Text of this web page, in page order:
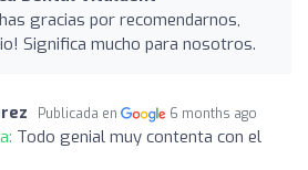
gracias por recomendarnos,
Significa mucho para nosotros.
Publicada en 6 months ago
Todo genial muy contenta con el